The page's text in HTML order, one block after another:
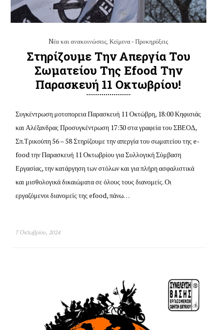
Nέα και ανακοινώσεις,Κείμενα - Προκηρύξεις
Στηρίζουμε Την Απεργία Του
Σωματείου Της Efood Την
Παρασκευή 11 Οκτωβρίου!
Συγκέντρωση μοτοπορεια Παρασκευή 11 Οκτώβρη, 18:00 Κηφισιάς
και Αλέξανδρας Προσυγκέντρωση 17:30 στα γραφεία του ΣΒΕΟΔ,
Σπ.Τρικούπη 56 – 58 Στηρίζουμε την απεργία του σωματείου της e-
food την Παρασκευή 11 Οκτωβρίου για Συλλογική Σύμβαση
Εργασίας, την κατάργηση των στόλων και για πλήρη ασφαλιστικά
και μισθολογικά δικαιώματα σε όλους τους διανομείς. Οι
εργαζόμενοι διανομείς της efood, πάνω…
7 Οκτωβρίου, 2024